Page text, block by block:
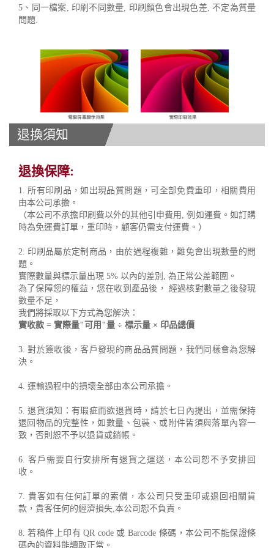
5、同一檔案, 印刷不同數量, 印刷顏色會出現色差, 不定為質量
問題.
退換須知
退換保障:
1. 所有印刷品，如出現品質問題，可全部免費重印，相關費用
由本公司承擔。
（本公司不承擔印刷費以外的其他引申費用, 例如運費。如訂購
時為免運費訂單，重印時，顧客仍需支付運費。）
2. 印刷品屬於定制商品，由於過程複雜，難免會出現數量的問
題。
實際數量與標示量出現 5% 以內的差別, 為正常公差範圍。
為了保障您的權益，您在收到產品後， 經過核對數量之後發現
數量不足，
我們將採取以下方式為您解決：
實收款 = 實際量"可用"量 ÷ 標示量 × 印品總價
3. 對於簽收後，客戶發現的商品品質問題，我們同樣會為您解
決。
4. 運輸過程中的損壞全部由本公司承擔。
5. 退貨須知：有瑕疵而欲退貨時，請於七日內提出，並需保持
退回物品的完整性，如數量、包裝、或附件皆須與落單內容一
致，否則恕不予以退貨或銷帳。
6. 客戶需要自行安排所有退貨之運送，本公司恕不予安排回
收。
7. 貴客如有任何訂單的索償，本公司只受重印或退回相關貨
款，貴客任何的經濟損失,本公司恕不負責。
8. 若稿件上印有 QR code 或 Barcode 條碼，本公司不能保證條
碼內的資料能讀取正常。